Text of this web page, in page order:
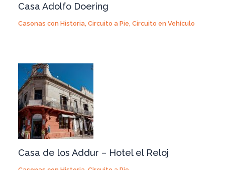
Casa Adolfo Doering
Casonas con Historia,Circuito a Pie,Circuito en Vehículo
Casa de los Addur – Hotel el Reloj